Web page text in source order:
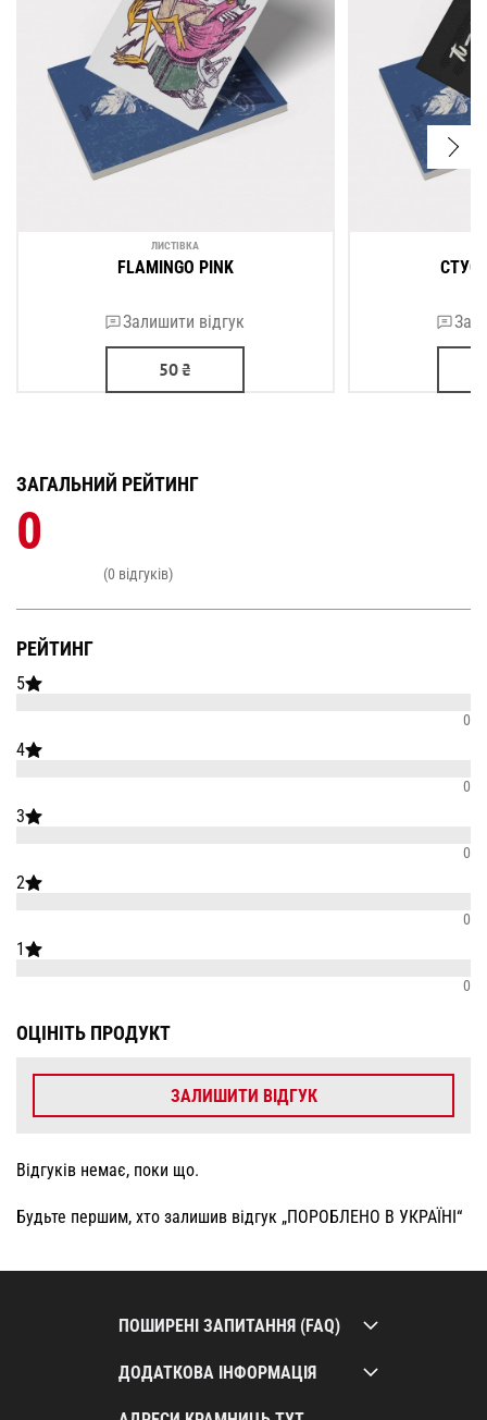
ЛИСТІВКА
FLAMINGO PINK
Залишити відгук
50₴
РЕЙТИНГ
5
0
4
0
3
0
2
0
1
0
ЗАГАЛЬНИЙ РЕЙТИНГ
0
(0 відгуків)
ОЦІНІТЬ ПРОДУКТ
ЗАЛИШИТИ ВІДГУК
Відгуків немає, поки що.
Будьте першим, хто залишив відгук „ПОРОБЛЕНО В УКРАЇНІ“
ПОШИРЕНІ ЗАПИТАННЯ (FAQ)
ДОДАТКОВА ІНФОРМАЦІЯ